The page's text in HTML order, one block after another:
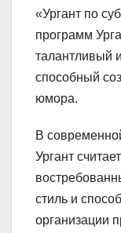
«Ургант по
программ
талантливый
способный
юмора.
В
Ургант
стиль и
организации